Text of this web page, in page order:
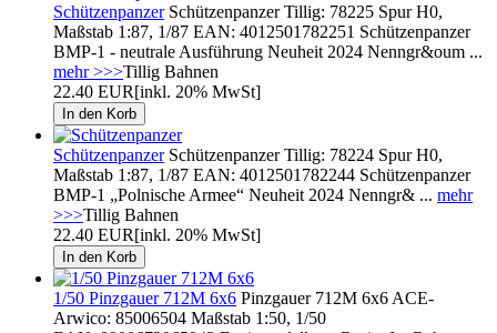
SchützenpanzerSchützenpanzer Tillig: 78225 Spur H0,
Maßstab 1:87, 1/87 EAN: 4012501782251 Schützenpanzer
BMP-1 - neutrale Ausführung Neuheit 2024 Nenngr&oum ...
mehr >>>Tillig Bahnen
22.40 EUR[inkl. 20% MwSt]
SchützenpanzerSchützenpanzer Tillig: 78224 Spur H0,
Maßstab 1:87, 1/87 EAN: 4012501782244 Schützenpanzer
BMP-1 „Polnische Armee“ Neuheit 2024 Nenngr& ... mehr
>>>Tillig Bahnen
22.40 EUR[inkl. 20% MwSt]
1/50 Pinzgauer 712M 6x6 Pinzgauer 712M 6x6 ACE-
Arwico: 85006504 Maßstab 1:50, 1/50